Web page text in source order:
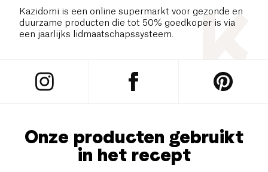
Kazidomi is een online supermarkt voor gezonde en
duurzame producten die tot 50% goedkoper is via
een jaarlijks lidmaatschapssysteem.
Onze producten gebruikt
in het recept